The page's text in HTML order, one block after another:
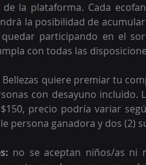
la plataforma. Cada
la posibilidad de
participando en el
con todas las
Bellezas quiere premiar tu
con desayuno incluido.
precio podría variar
persona ganadora y dos (2)
no se aceptan niños/as ni